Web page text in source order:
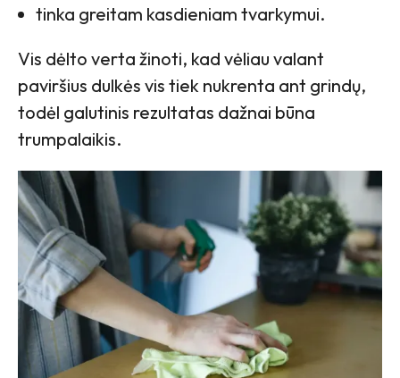
tinka greitam kasdieniam tvarkymui.
Vis dėlto verta žinoti, kad vėliau valant
paviršius dulkės vis tiek nukrenta ant grindų,
todėl galutinis rezultatas dažnai būna
trumpalaikis.